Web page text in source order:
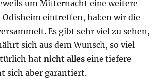
um Mitternacht eine weitere
eintreffen, haben wir die
Es gibt sehr viel zu sehen,
sich aus dem Wunsch, so viel
hat nicht alleseine tiefere
sich aber garantiert.